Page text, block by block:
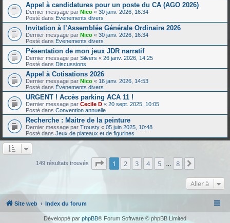
Appel à candidatures pour un poste du CA (AGO 2026)
Dernier message par Nico « 30 janv. 2026, 16:34
Posté dans Évènements divers
Invitation à l’Assemblée Générale Ordinaire 2026
Dernier message par Nico « 30 janv. 2026, 16:34
Posté dans Évènements divers
Pésentation de mon jeux JDR narratif
Dernier message par Silvers « 26 janv. 2026, 14:25
Posté dans Discussions
Appel à Cotisations 2026
Dernier message par Nico « 16 janv. 2026, 14:53
Posté dans Évènements divers
URGENT ! Accès parking ACA 11 !
Dernier message par Cecile D « 20 sept. 2025, 10:05
Posté dans Convention annuelle
Recherche : Maitre de la peinture
Dernier message par Trousty « 05 juin 2025, 10:48
Posté dans Jeux de plateaux et de figurines
149 résultats trouvés Page sur8
1 2 3 4 5 8
Aller à
Site web Index du forum
Développé par phpBB® Forum Software © phpBB Limited